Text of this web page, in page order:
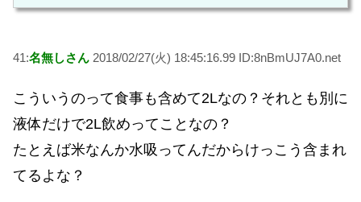
41:名無しさん 2018/02/27(火) 18:45:16.99 ID:8nBmUJ7A0.net
こういうのって食事も含めて2Lなの？それとも別に
液体だけで2L飲めってことなの？
たとえば米なんか水吸ってんだからけっこう含まれ
てるよな？